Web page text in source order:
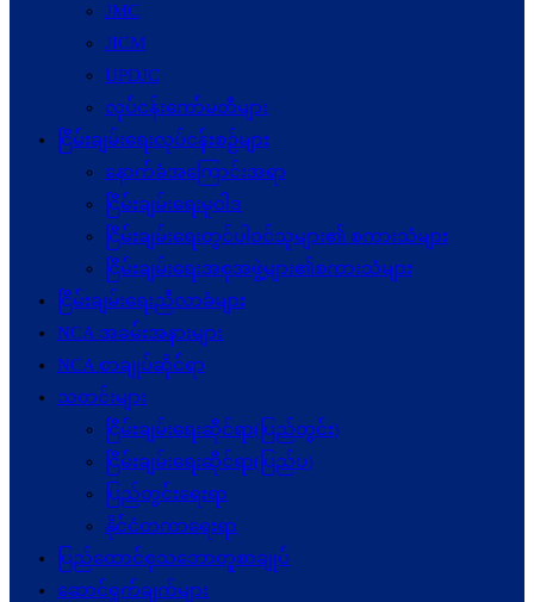
JMC
JICM
UPDJC
လုပ်ငန်းကော်မတီများ
ငြိမ်းချမ်းရေးလုပ်ငန်းစဉ်များ
နောက်ခံအကြောင်းအရာ
ငြိမ်းချမ်းရေးမူဝါဒ
ငြိမ်းချမ်းရေးတွင်ပါဝင်သူများ၏ စကားသံများ
ငြိမ်းချမ်းရေးအစုအဖွဲ့များ၏စကားသံများ
ငြိမ်းချမ်းရေးညီလာခံများ
NCA အခမ်းအနားများ
NCA စာချုပ်ဆိုင်ရာ
သတင်းများ
ငြိမ်းချမ်းရေးဆိုင်ရာ(ပြည်တွင်း)
ငြိမ်းချမ်းရေးဆိုင်ရာ(ပြည်ပ)
ပြည်တွင်းရေးရာ
နိုင်ငံတကာရေးရာ
ပြည်ထောင်စုသဘောတူစာချုပ်
ဆောင်ရွက်ချက်များ